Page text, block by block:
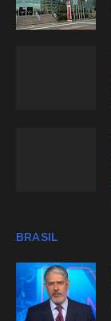
BRASIL